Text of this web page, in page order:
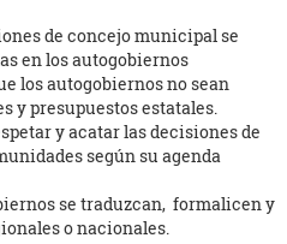
de concejo municipal se
en los autogobiernos
los autogobiernos no sean
y presupuestos estatales.
y acatar las decisiones de
según su agenda
se traduzcan, formalicen y
o nacionales.